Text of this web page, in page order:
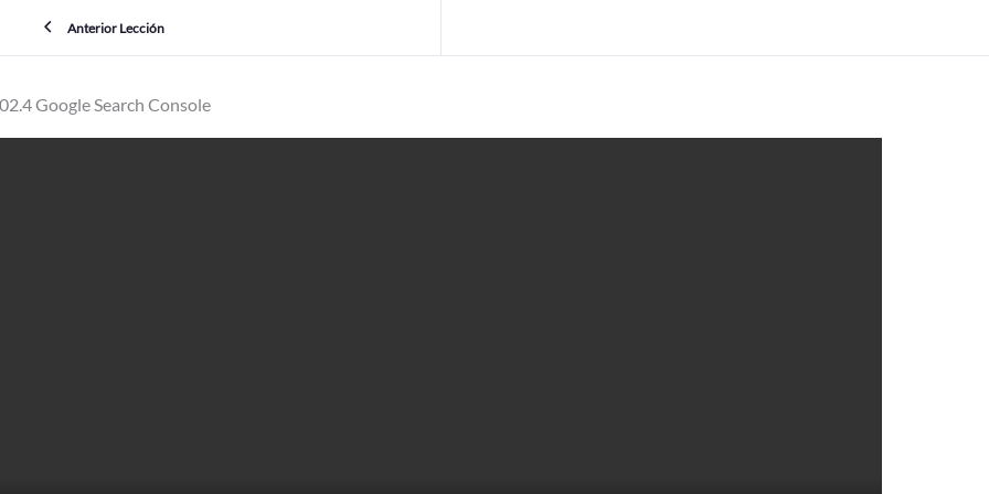
Anterior Lección
02.4 Google Search Console